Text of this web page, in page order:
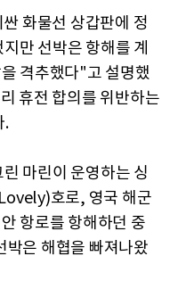
화물선 상갑판에 정
만 선박은 항해를 계
격추했다"고 설명했
휴전 합의를 위반하는
.
마린이 운영하는 싱
호로, 영국 해군
항로를 항해하던 중
박은 해협을 빠져나왔